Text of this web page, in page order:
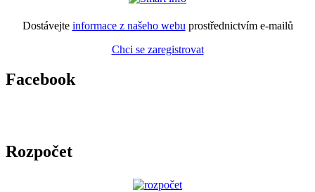
Dostávejte informace z našeho webu prostřednictvím e-mailů
Chci se zaregistrovat
Facebook
Rozpočet